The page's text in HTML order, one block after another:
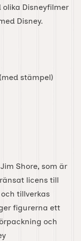
Disneyfilmer
Disney.
stämpel)
Shore, som är
licens till
tillverkas
figurerna ett
och